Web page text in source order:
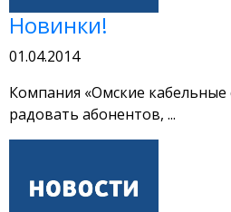
Новинки!
01.04.2014
Компания «Омские кабельные
радовать абонентов, ...